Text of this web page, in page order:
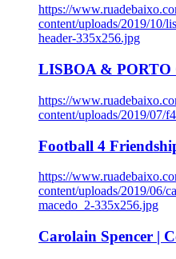
https://
content/uploads/2019/10/
header-335x256.jpg
LISBOA &
https://
content/uploads/2019/07/
Football 4
https://
content/uploads/2019/06/
macedo_2-335x256.jpg
Carolain Spencer |